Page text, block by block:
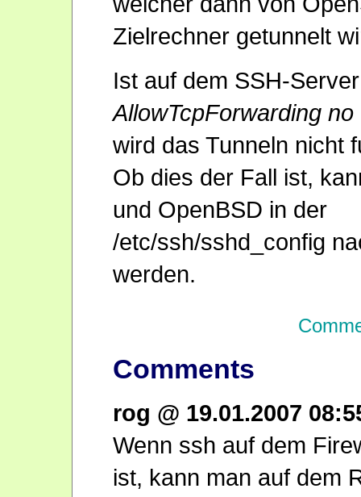
Zielrechner getunnelt
Ist auf dem SSH-
AllowTcpForwarding no
wird das Tunneln nicht
Ob dies der Fall ist,
und OpenBSD in der
/etc/ssh/sshd_config
werden.
Comments
rog @ 19.01.2007
Wenn ssh auf dem
ist, kann man auf dem